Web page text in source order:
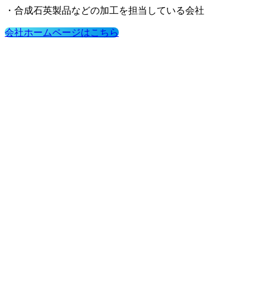
・合成石英製品などの加工を担当している会社
会社ホームページはこちら